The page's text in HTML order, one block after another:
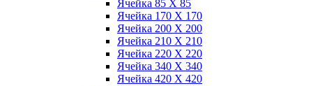
Ячейка 85 Х 85
Ячейка 170 Х 170
Ячейка 200 Х 200
Ячейка 210 Х 210
Ячейка 220 Х 220
Ячейка 340 Х 340
Ячейка 420 Х 420